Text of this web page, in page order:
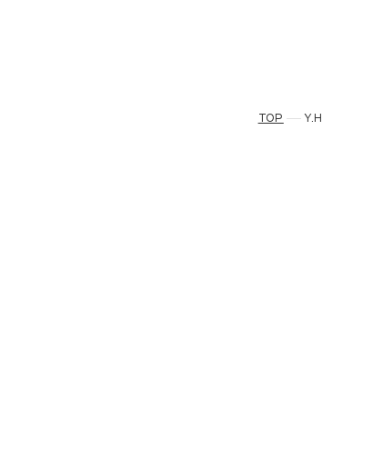
TOP Y.H